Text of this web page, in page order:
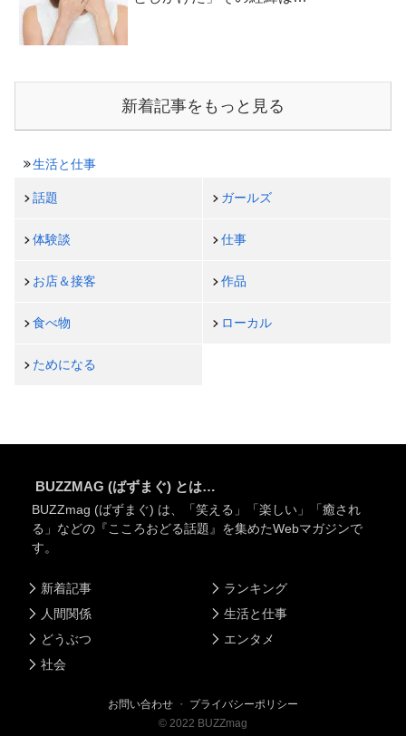
新着記事をもっと見る
生活と仕事
話題 ガールズ
体験談 仕事
お店＆接客 作品
食べ物 ローカル
ためになる
BUZZMAG (ばずまぐ) とは…
BUZZmag (ばずまぐ) は、「笑える」「楽しい」「癒され
る」などの『こころおどる話題』を集めたWebマガジンで
す。
新着記事
人間関係
どうぶつ
社会
ランキング
生活と仕事
エンタメ
お問い合わせ ・ プライバシーポリシー
© 2022 BUZZmag